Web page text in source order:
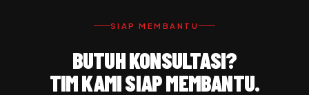
SIAP MEMBANTU
BUTUH KONSULTASI?
TIM KAMI SIAP MEMBANTU.